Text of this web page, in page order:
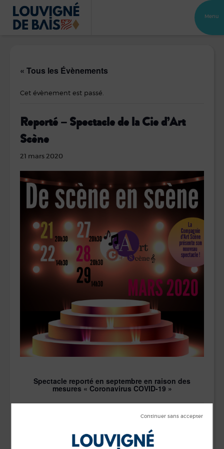
Menu
« Tous les Évènements
Cet évènement est passé.
Reporté – Spectacle de la Cie d’Art
Scène
21 mars 2020
Spectacle reporté en septembre en raison des
mesures « Coronavirus COVID-19 »
Louvigné-de-Bais
Salle Intermède à 20h30